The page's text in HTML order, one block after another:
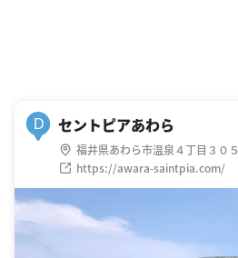
D セントピアあわら
福井県あわら市温泉４丁目３０５
https://awara-saintpia.com/